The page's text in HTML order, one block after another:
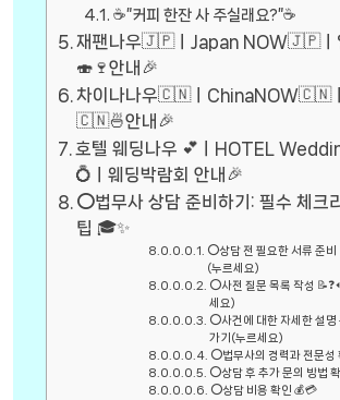
☕”커피 한잔 사 주실래요?”☕
재팬나우🇯🇵ㅣJapan NOW🇯🇵
🍣🍷안내🎉
차이나나우🇨🇳ㅣChinaNOW🇨🇳
🇨🇳🍜안내🎉
호텔 웨딩나우 💕ㅣHOTEL
💍ㅣ웨딩박람회 안내🎉
⭕법무사 상담 준비하기: 필수 체크
팁 🎓✨
⭕상담 전 필요한 서류 준비
(누르세요)
⭕사전 질문 목록 작성
세요)
⭕사건에 대한 자세한 설
가기(누르세요)
⭕법무사의 경력과 전문성
⭕상담 후 추가 문의 방법
⭕상담 비용 확인 💰💳